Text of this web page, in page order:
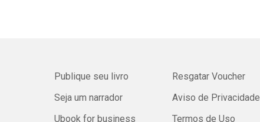
Publique seu livro
Seja um narrador
Ubook for business
Resgatar Voucher
Aviso de Privacidade
Termos de Uso